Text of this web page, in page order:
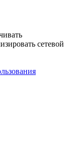
сетевой